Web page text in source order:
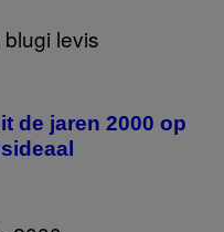
de jaren 2000 op